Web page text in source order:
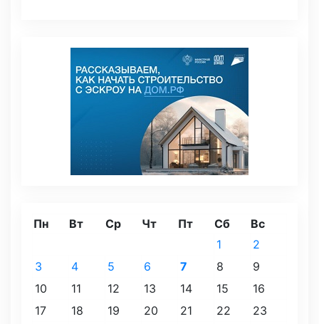
Пн Вт Ср Чт Пт Сб Вс
1
2
3
4 5 6 7 8
9
10
11 12 13 14 15
16
17
18 19 20 21 22
23